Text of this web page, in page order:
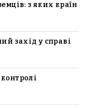
з яких країн
захід у справі